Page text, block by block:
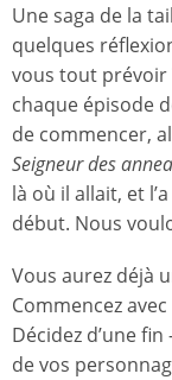
Une saga de la
quelques
vous tout prévoir
chaque épisode
de commencer,
Seigneur des
là où il allait, et
début. Nous
Vous aurez déjà
Commencez
Décidez d’une
de vos